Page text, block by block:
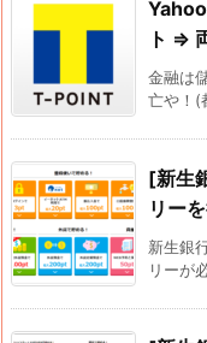
ト ⇒
金融は
亡や！(
[新生
リー
新生銀
リーが